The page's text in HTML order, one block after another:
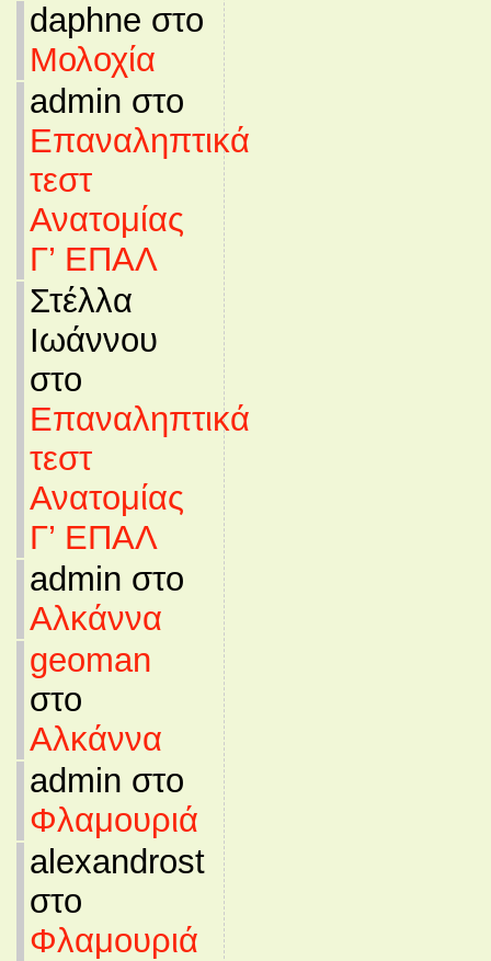
daphne στο
Μολοχία
admin στο
Επαναληπτικά
τεστ
Ανατομίας
Γ’ ΕΠΑΛ
Στέλλα
Ιωάννου
στο
Επαναληπτικά
τεστ
Ανατομίας
Γ’ ΕΠΑΛ
admin στο
Αλκάννα
geoman
στο
Αλκάννα
admin στο
Φλαμουριά
alexandrost
στο
Φλαμουριά